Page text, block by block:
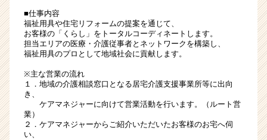
■仕事内容
福祉用具や住宅リフォームの提案を通じて、
お客様の「くらし」をトータルコーディネートします。
担当エリアの医療・介護従事者とネットワークを構築し、
福祉用具のプロとして地域社会に貢献します。
※主な営業の流れ
１．地域の介護相談窓口となる居宅介護支援事業所等に出向
き、
ケアマネジャーに向けて営業活動を行います。（ルート営
業）
２．ケアマネジャーからご紹介いただいたお客様のお宅へ伺
い、